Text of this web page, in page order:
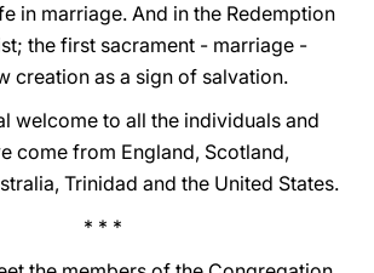
in marriage. And in the Redemption
the first sacrament - marriage -
creation as a sign of salvation.
welcome to all the individuals and
come from England, Scotland,
Trinidad and the United States.
* * *